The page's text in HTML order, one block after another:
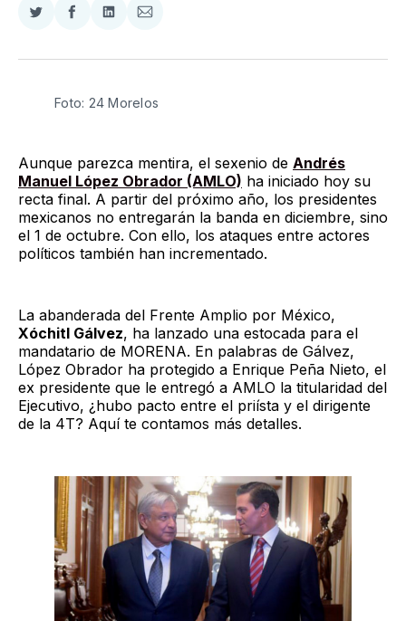
Compartir
Twitter
Compartir
Facebook
Compartir
LinkedIn
Compartir
Email
Foto: 24 Morelos
Aunque parezca mentira, el sexenio de Andrés
Manuel López Obrador (AMLO) ha iniciado hoy su
recta final. A partir del próximo año, los presidentes
mexicanos no entregarán la banda en diciembre, sino
el 1 de octubre. Con ello, los ataques entre actores
políticos también han incrementado.
La abanderada del Frente Amplio por México,
Xóchitl Gálvez, ha lanzado una estocada para el
mandatario de MORENA. En palabras de Gálvez,
López Obrador ha protegido a Enrique Peña Nieto, el
ex presidente que le entregó a AMLO la titularidad del
Ejecutivo, ¿hubo pacto entre el priísta y el dirigente
de la 4T? Aquí te contamos más detalles.